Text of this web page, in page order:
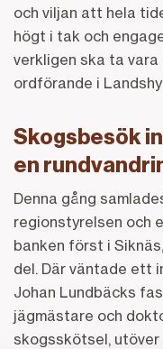
och viljan att hela
högt i tak och
verkligen ska ta vara
ordförande i
Skogsbesök
en
Denna gång
regionstyrelsen och
banken först i
del. Där väntade ett
Johan Lundbäcks
jägmästare och
skogsskötsel,